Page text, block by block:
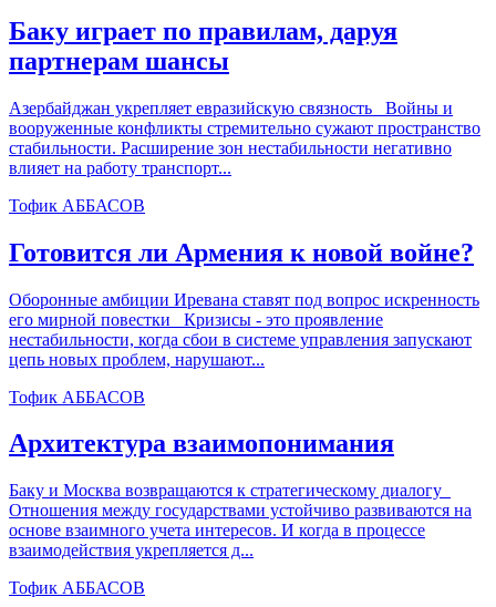
Баку играет по правилам, даруя
партнерам шансы
Азербайджан укрепляет евразийскую связность Войны и
вооруженные конфликты стремительно сужают пространство
стабильности. Расширение зон нестабильности негативно
влияет на работу транспорт...
Тофик АББАСОВ
Готовится ли Армения к новой войне?
Оборонные амбиции Иревана ставят под вопрос искренность
его мирной повестки Кризисы - это проявление
нестабильности, когда сбои в системе управления запускают
цепь новых проблем, нарушают...
Тофик АББАСОВ
Архитектура взаимопонимания
Баку и Москва возвращаются к стратегическому диалогу
Отношения между государствами устойчиво развиваются на
основе взаимного учета интересов. И когда в процессе
взаимодействия укрепляется д...
Тофик АББАСОВ